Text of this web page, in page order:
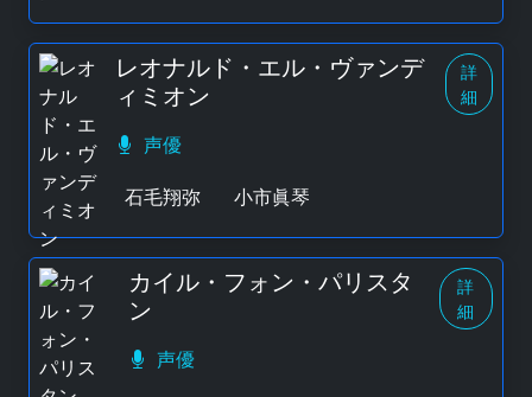
レオナルド・エル・ヴァンデ
ィミオン
詳
細
声優
石毛翔弥
小市眞琴
カイル・フォン・パリスタ
ン
詳
細
声優